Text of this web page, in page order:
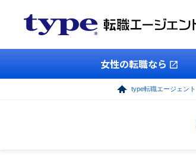
女性の転職なら
type転職エージェント